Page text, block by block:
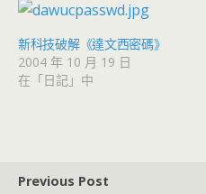
新科技破解《達文西密碼》
2004 年 10 月 19 日
在「日記」中
Previous Post